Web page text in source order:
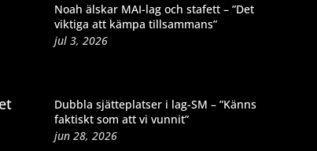
Noah älskar MAI-lag och stafett – ”Det
viktiga att kämpa tillsammans”
jul 3, 2026
Dubbla sjätteplatser i lag-SM – ”Känns
faktiskt som att vi vunnit”
jun 28, 2026